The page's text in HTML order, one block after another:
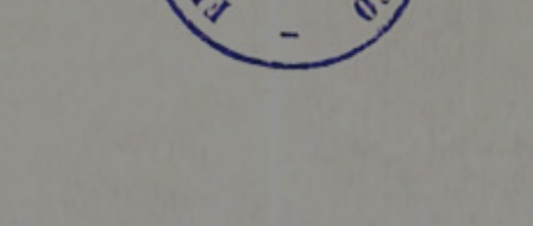
FUNDACIÓN